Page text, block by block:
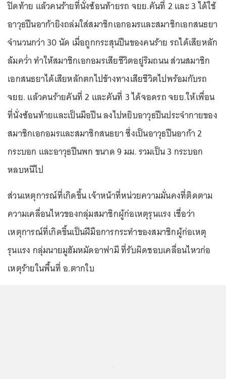
ปิดท้าย แล้วคนร้ายที่นั่งซ้อนท้ายรถ จยย.คันที่ 2 และ 3 ได้ใช้
อาวุธปืนอาก้ายิงถล่มใส่สมาชิกเอกอมรและสมาชิกเอกสนธยา
จำนวนกว่า 30 นัด เมื่อถูกกระสุนปืนของคนร้าย รถได้เสียหลัก
ล้มคว่ำ ทำให้สมาชิกเอกอมรเสียชีวิตอยู่ริมถนน ส่วนสมาชิก
เอกสนธยาได้เสียหลักตกไปข้างทางเสียชีวิตไปพร้อมกับรถ
จยย. แล้วคนร้ายคันที่ 2 และคันที่ 3 ได้จอดรถ จยย.ให้เพื่อน
ที่นั่งซ้อนท้ายและเป็นมือปืน ลงไปหยิบอาวุธปืนประจำกายของ
สมาชิกเอกอมรและสมาชิกสนธยา ซึ่งเป็นอาวุธปืนอาก้า 2
กระบอก และอาวุธปืนพก ขนาด 9 มม. รวมเป็น 3 กระบอก
หลบหนีไป
ส่วนเหตุการณ์ที่เกิดขึ้น เจ้าหน้าที่หน่วยความมั่นคงที่ติดตาม
ความเคลื่อนไหวของกลุ่มสมาชิกผู้ก่อเหตุรุนแรง เชื่อว่า
เหตุการณ์ที่เกิดขึ้นเป็นฝีมือการกระทำของสมาชิกผู้ก่อเหตุ
รุนแรง กลุ่มนายมูฮัมหมัดอาฟามี ที่รับผิดชอบเคลื่อนไหวก่อ
เหตุร้ายในพื้นที่ อ.ตากใบ